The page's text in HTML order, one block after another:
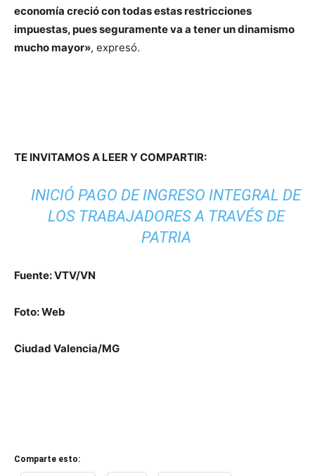
economía creció con todas estas restricciones
impuestas, pues seguramente va a tener un dinamismo
mucho mayor», expresó.
TE INVITAMOS A LEER Y COMPARTIR:
INICIÓ PAGO DE INGRESO INTEGRAL DE
LOS TRABAJADORES A TRAVÉS DE
PATRIA
Fuente: VTV/VN
Foto: Web
Ciudad Valencia/MG
Comparte esto: